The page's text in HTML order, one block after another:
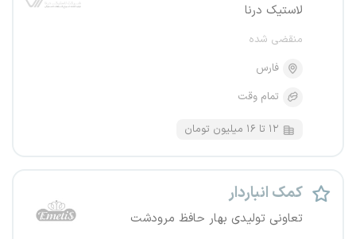
لاستیک درنا
منقضی شده
فارس
تمام وقت
۱۲ تا ۱۶ میلیون تومان
کمک انباردار
تعاونی تولیدی بهار حافظ مرودشت